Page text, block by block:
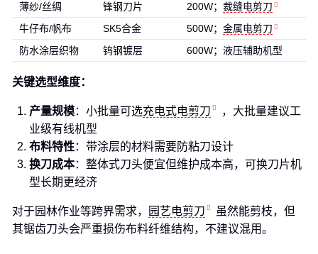
薄纱/丝绸
锋钢刀片 200W； 裁缝电剪刀
牛仔布/帆布
SK5合金 500W； 金属电剪刀
防水涂层织物
钨钢镀层 600W；液压辅助机型
关键选型维度：
产量规模：小批量可选充电式电剪刀
，大批量建议工
业级有线机型
布料特性：带涂层的材料需要防粘刀设计
换刀成本：整体式刀头便宜但维护成本高，可换刀片机
型长期更经济
对于园林作业等跨界需求， 园艺电剪刀
虽然能剪枝，但
其锯齿刀头会严重损伤布料纤维结构，不建议混用。